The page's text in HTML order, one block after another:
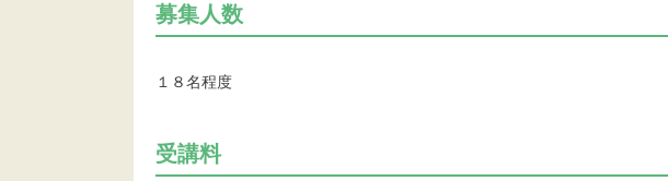
募集人数
１８名程度
受講料